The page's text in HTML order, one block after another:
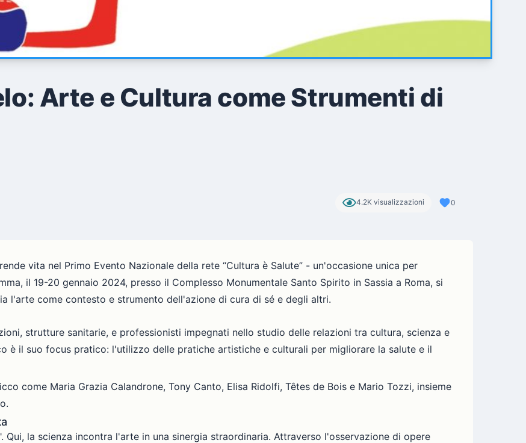
Arte e Cultura come Strumenti di
4.2K visualizzazioni 0
vita nel Primo Evento Nazionale della rete “Cultura è Salute” - un'occasione unica per
il 19-20 gennaio 2024, presso il Complesso Monumentale Santo Spirito in Sassia a Roma, si
l'arte come contesto e strumento dell'azione di cura di sé e degli altri.
strutture sanitarie, e professionisti impegnati nello studio delle relazioni tra cultura, scienza e
è il suo focus pratico: l'utilizzo delle pratiche artistiche e culturali per migliorare la salute e il
come Maria Grazia Calandrone, Tony Canto, Elisa Ridolfi, Têtes de Bois e Mario Tozzi, insieme
la scienza incontra l'arte in una sinergia straordinaria. Attraverso l'osservazione di opere